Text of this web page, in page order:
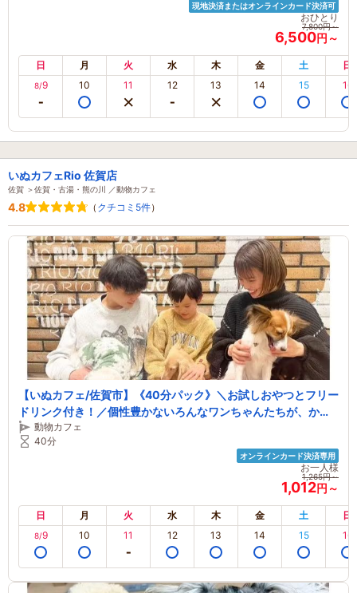
現地決済またはオンラインカード決済可
おひとり
7,800円～
6,500円～
日 月 火 水 木 金 土 日
8/9 10 11 12 13 14 15 16
いぬカフェRio 佐賀店
佐賀 ＞佐賀・古湯・熊の川 ／動物カフェ
4.8 （ クチコミ5件）
【いぬカフェ/佐賀市】《40分パック》＼お試しおやつとフリー
ドリンク付き！／個性豊かないろんなワンちゃんたちが、かわ
いいしっぽをふりふりしながら今日もあなたとの素敵な出逢い
を楽しみにお待ちしております
動物カフェ
40分
オンラインカード決済専用
お一人様
1,265円～
1,012円～
日 月 火 水 木 金 土 日
8/9 10 11 12 13 14 15 16